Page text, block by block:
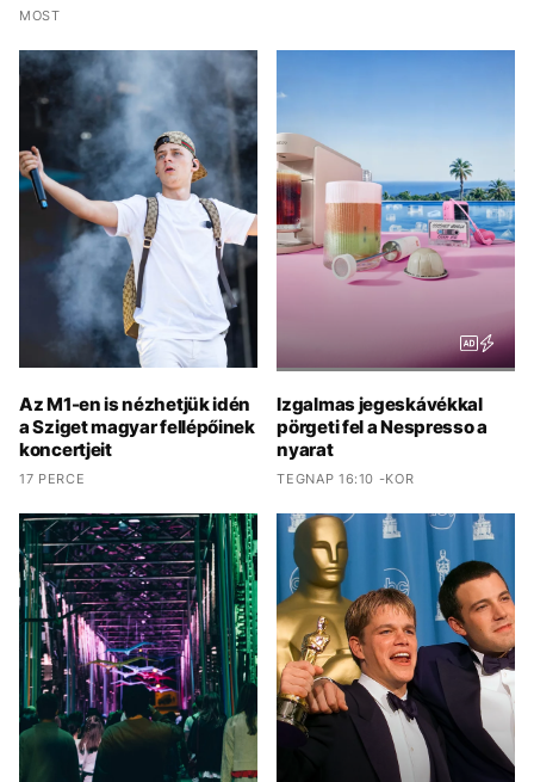
MOST
Az M1-en is nézhetjük idén
a Sziget magyar fellépőinek
koncertjeit
17 PERCE
Izgalmas jegeskávékkal
pörgeti fel a Nespresso a
nyarat
TEGNAP 16:10 -KOR